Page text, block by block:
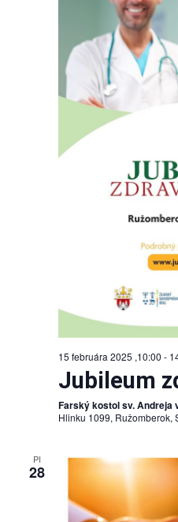
15 februára 2025 ,10:00 -
Jubileum
Farský kostol sv. Andreja
Hlinku 1099, Ružomberok,
PI
28